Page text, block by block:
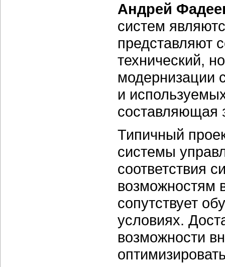
Андрей
систем
представляют
технический,
модернизации
и
составляющая
Типичный
системы
соответствия
возможностям
сопутствует
условиях.
возможности